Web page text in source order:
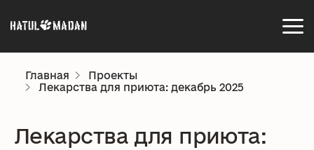
Главная
Проекты
Лекарства для приюта: декабрь 2025
Лекарства для приюта: